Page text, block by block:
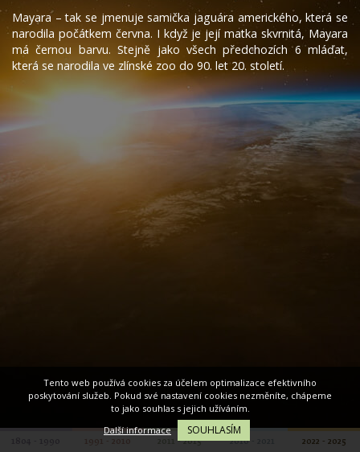
Mayara – tak se jmenuje samička jaguára amerického, která se
narodila počátkem června. I když je její matka skvrnitá, Mayara
má černou barvu. Stejně jako všech předchozích 6 mláďat,
která se narodila ve zlínské zoo do 90. let 20. století.
2011 - 2015 2016 - 2021 2022 - 2025
Tento web používá cookies za účelem optimalizace efektivního
poskytování služeb. Pokud své nastavení cookies nezměníte, chápeme
to jako souhlas s jejich užíváním.
Další informace
SOUHLASÍM